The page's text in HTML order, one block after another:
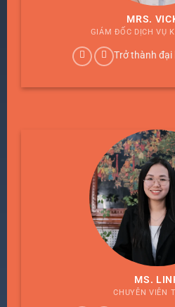
MRS.
GIÁM ĐỐC DỊCH VỤ
Trở thành đại
MS.
CHUYÊN VIÊN